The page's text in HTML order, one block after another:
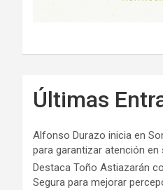
Últimas
Alfonso Durazo inicia en
para garantizar atención
Destaca Toño Astiazarán
Segura para mejorar